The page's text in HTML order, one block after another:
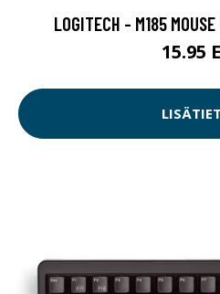
LOGITECH - M185
15.95